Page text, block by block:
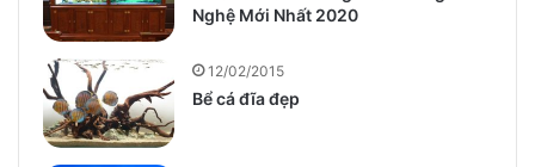
Nghệ Mới Nhất 2020
12/02/2015
Bể cá đĩa đẹp